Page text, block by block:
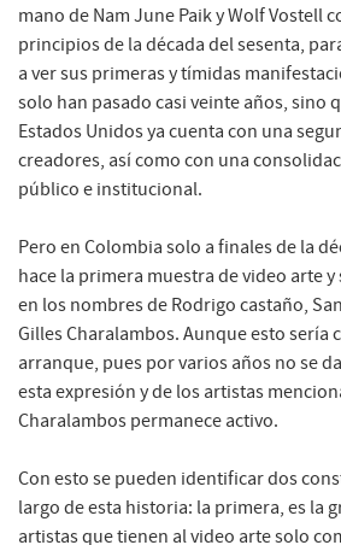
mano de Nam June Paik y Wolf Vostell
principios de la década del sesenta,
a ver sus primeras y tímidas
solo han pasado casi veinte años, sino
Estados Unidos ya cuenta con una
creadores, así como con una
público e institucional.
Pero en Colombia solo a finales de la
hace la primera muestra de video arte
en los nombres de Rodrigo castaño,
Gilles Charalambos. Aunque esto sería
arranque, pues por varios años no se
esta expresión y de los artistas
Charalambos permanece activo.
Con esto se pueden identificar dos
largo de esta historia: la primera, es la
artistas que tienen al video arte solo